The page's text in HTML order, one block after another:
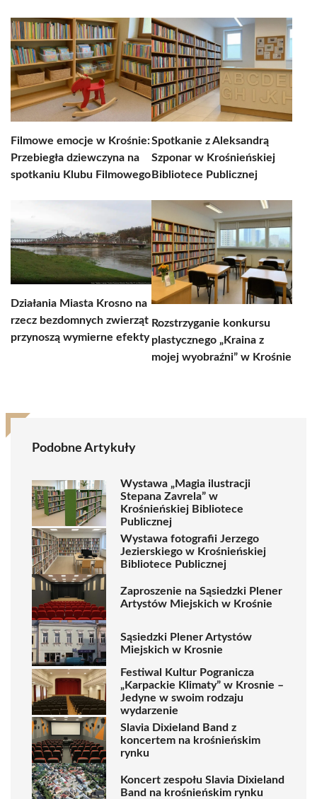
Filmowe emocje w Krośnie:
Przebiegła dziewczyna na
spotkaniu Klubu Filmowego
Spotkanie z Aleksandrą
Szponar w Krośnieńskiej
Bibliotece Publicznej
Działania Miasta Krosno na
rzecz bezdomnych zwierząt
przynoszą wymierne efekty
Rozstrzyganie konkursu
plastycznego „Kraina z
mojej wyobraźni” w Krośnie
Podobne Artykuły
Wystawa „Magia ilustracji
Stepana Zavrela” w
Krośnieńskiej Bibliotece
Publicznej
Wystawa fotografii Jerzego
Jezierskiego w Krośnieńskiej
Bibliotece Publicznej
Zaproszenie na Sąsiedzki Plener
Artystów Miejskich w Krośnie
Sąsiedzki Plener Artystów
Miejskich w Krosnie
Festiwal Kultur Pogranicza
„Karpackie Klimaty” w Krosnie –
Jedyne w swoim rodzaju
wydarzenie
Slavia Dixieland Band z
koncertem na krośnieńskim
rynku
Koncert zespołu Slavia Dixieland
Band na krośnieńskim rynku